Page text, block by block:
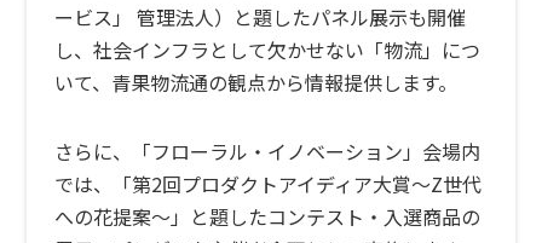
ービス」 管理法人）と題したパネル展示も開催
し、社会インフラとして欠かせない「物流」につ
いて、青果物流通の観点から情報提供します。
さらに、「フローラル・イノベーション」会場内
では、「第2回プロダクトアイディア大賞～Z世代
への花提案～」と題したコンテスト・入選商品の